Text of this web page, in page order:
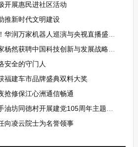
开展惠民进社区活动
推新时代文明建设
万家机器人巡演与央视直播盛宴同步开启
聘中国科技创新与发展战略研究会副会长
安全的守门人
福建车市品牌盛典双料大奖
抢修保江心洲通信畅通
德村开展建党105周年主题志愿服务活动
向凌云院士为名誉领事